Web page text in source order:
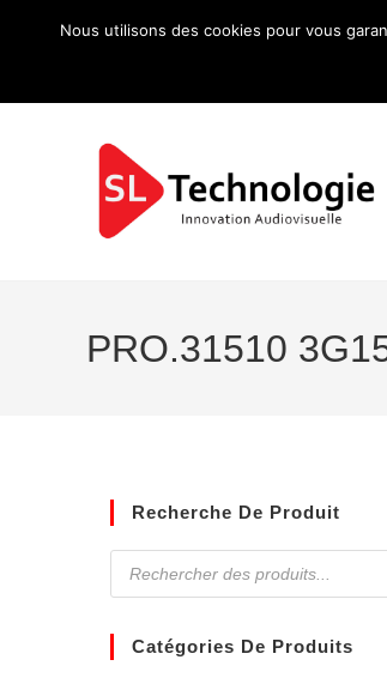
PRO.31510
Recherche De Produit
Catégories De Produits
Nous utilisons des cookies pour vous